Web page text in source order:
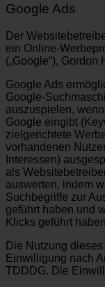
Google Ads
Der
ein Online-
(„Google“),
Google Ads
Google-
auszuspielen,
Google eingibt
zielgerichtete
vorhandenen
Interessen)
als
auswerten, indem
Suchbegriffe zur
geführt haben und
Klicks geführt
Die Nutzung
Einwilligung nach
TDDDG. Die